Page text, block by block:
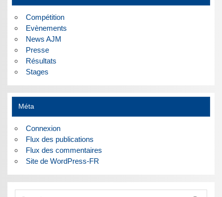
Compétition
Evènements
News AJM
Presse
Résultats
Stages
Méta
Connexion
Flux des publications
Flux des commentaires
Site de WordPress-FR